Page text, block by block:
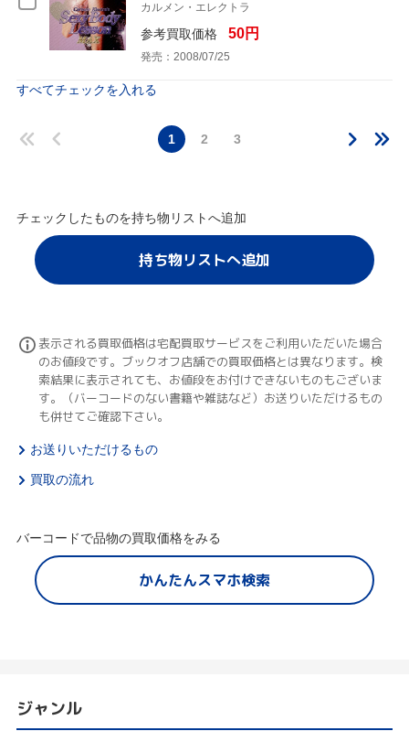
カルメン・エレクトラ
参考買取価格 50円
発売：2008/07/25
すべてチェックを入れる
1 2 3
チェックしたものを持ち物リストへ追加
持ち物リストへ追加
表示される買取価格は宅配買取サービスをご利用いただいた場合
のお値段です。ブックオフ店舗での買取価格とは異なります。検
索結果に表示されても、お値段をお付けできないものもございま
す。（バーコードのない書籍や雑誌など）お送りいただけるもの
も併せてご確認下さい。
お送りいただけるもの
買取の流れ
バーコードで品物の買取価格をみる
かんたんスマホ検索
ジャンル